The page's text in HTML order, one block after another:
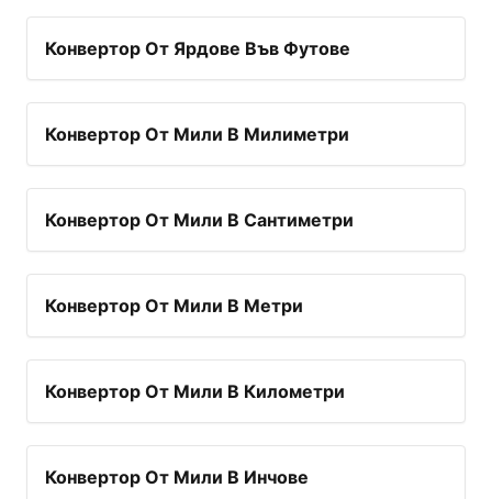
Конвертор От Ярдове Във Футове
Конвертор От Мили В Милиметри
Конвертор От Мили В Сантиметри
Конвертор От Мили В Метри
Конвертор От Мили В Километри
Конвертор От Мили В Инчове